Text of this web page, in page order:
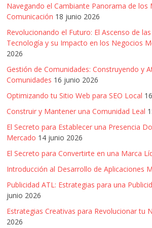
Navegando el Cambiante Panorama de los
Comunicación 18 junio 2026
Revolucionando el Futuro: El Ascenso de
Tecnología y su Impacto en los Negocios
2026
Gestión de Comunidades: Construyendo y
Comunidades 16 junio 2026
Optimizando tu Sitio Web para SEO Local
Construir y Mantener una Comunidad Leal
El Secreto para Establecer una Presencia
Mercado 14 junio 2026
El Secreto para Convertirte en una Marca
Introducción al Desarrollo de Aplicaciones
Publicidad ATL: Estrategias para una
junio 2026
Estrategias Creativas para Revolucionar tu
2026